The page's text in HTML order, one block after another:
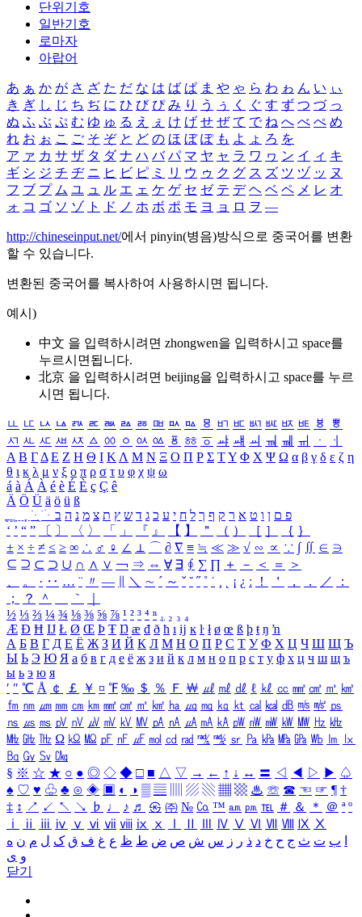
단위기호
일반기호
로마자
아랍어
あ ぁ か が さ ざ た だ な は ば ぱ ま や ゃ ら わ ゎ ん い ぃ
き ぎ し じ ち ぢ に ひ び ぴ み り う ぅ く ぐ す ず つ づ っ
ぬ ふ ぶ ぷ む ゆ ゅ る え ぇ け げ せ ぜ て で ね へ べ ぺ め
れ お ぉ こ ご そ ぞ と ど の ほ ぼ ぽ も よ ょ ろ を
ア ァ カ サ ザ タ ダ ナ ハ バ パ マ ヤ ャ ラ ワ ヮ ン イ ィ キ
ギ シ ジ チ ヂ ニ ヒ ビ ピ ミ リ ウ ゥ ク グ ス ズ ツ ヅ ッ ヌ
フ ブ プ ム ユ ュ ル エ ェ ケ ゲ セ ゼ テ デ ヘ ベ ペ メ レ オ
ォ コ ゴ ソ ゾ ト ド ノ ホ ボ ポ モ ヨ ョ ロ ヲ ―
http://chineseinput.net/에서 pinyin(병음)방식으로 중국어를 변환
할 수 있습니다.
변환된 중국어를 복사하여 사용하시면 됩니다.
예시)
中文 을 입력하시려면 zhongwen을 입력하시고 space를
누르시면됩니다.
北京 을 입력하시려면 beijing을 입력하시고 space를 누르
시면 됩니다.
ㅥ ㅦ ㅧ ㅨ ㅩ ㅪ ㅫ ㅬ ㅭ ㅮ ㅯ ㅰ ㅱ ㅲ ㅳ ㅴ ㅵ ㅶ ㅷ ㅸ
ㅹ
ㅺ ㅻ ㅼ ㅽ ㅾ ㅿ ㆀ ㆁ ㆂ ㆃ ㆄ ㆅ ㆆ ㆇ ㆈ ㆉ ㆊ ㆋ ㆌ ㆍ
ㆎ
Α Β ΓΔ Ε Ζ Η Θ Ι ΚΛ Μ Ν Ξ Ο Π Ρ Σ ΤΥ Φ Χ Ψ Ω α β γ δ ε ζ η
θ ι κ λ μ ν ξ ο π ρ σ τ υ φ χ ψ ω
á à Á À é è É È ç Ç ê
Ä Ö Ü ä ö ü ß
ִֶֹ ֻּ ׁׂ פ ם ן ו ט א ר ק ף ך ל ח י ע כ ג ד ש ץ ת צ מ נ ה ב
‘ ’ “ ” 〔 〕 〈 〉 「 」 『 』 【 】 ＂ （ ） ［ ］ ｛ ｝
± × ÷ ≠ ≤ ≥ ∞ ∴ ♂ ♀ ∠ ⊥ ⌒ ∂ ∇ ≡ ≒ ≪ ≫ √ ∽ ∝ ∵ ∫ ∬ ∈ ∋
⊆ ⊇ ⊂ ⊃ ∪ ∩ ∧ ∨ ￢ ⇒ ⇔ ∀ ∃ ∮ ∑ ∏ ＋ － ＜ ＝
＞
、
。 · ‥ … ¨ 〃 ― ＼ ∼ ´ ～ ˇ ˘ ˝ ˚ ˙ ¸ ¡ ¿ ː ！ ＇ ， ． ／
：
；
？ ＾ ｀
½ ⅓ ⅔ ¼ ¾ ⅛ ⅜ ⅝ ⅞ ¹ ² ³ ⁴ ⁿ ₁ ₂ ₃ ₄
Æ Ð Ħ Ĳ Ł Ø Œ Þ Ŧ Ŋ æ đ ð ħ ı ĳ ĸ ŀ ł ø œ ß þ ŧ ŋ ŉ
А Б В Г Д Е Ё Ж З И Й К Л М Н О П Р С Т У Ф Х Ц Ч Ш Щ Ъ
Ы Ь Э Ю Я а б в г д е ё ж з и й к л м н о п р с т у ф х ц ч ш щ ъ
ы ь э ю я
′ ″ ℃ Å ￠ ￡ ￥ ¤ ℉ ‰ ＄ ％ Ｆ ￦ ㎕ ㎖ ㎗ ℓ ㎘ ㏄ ㎣ ㎤ ㎥ ㎦
㎙ ㎚ ㎛ ㎜ ㎝ ㎞ ㎟ ㎠ ㎡ ㎢ ㏊ ㎍ ㎎ ㎏ ㏏ ㎈ ㎉ ㏈ ㎧ ㎨ ㎰
㎱ ㎲ ㎳ ㎴ ㎵ ㎶ ㎷ ㎸ ㎹ ㎀ ㎁ ㎂ ㎃ ㎄ ㎺ ㎻ ㎽ ㎾ ㎿ ㎐ ㎑
㎒ ㎓ ㎔ Ω ㏀ ㏁ ㎊ ㎋ ㎌ ㏖ ㏅ ㎭ ㎮ ㎯ ㏛ ㎩ ㎪ ㎫ ㎬ ㏝ ㏐
㏓
㏃ ㏉ ㏜ ㏆
§ ※ ☆ ★ ○ ● ◎ ◇ ◆ □ ■ △ ▽ → ← ↑ ↓ ↔ 〓 ◁ ◀ ▷ ▶ ♤
♠ ♡ ♥ ♧ ♣ ⊙ ◈ ▣ ◐ ◑ ▒ ▤ ▨ ▧ ▦ ▩ ♨ ☏ ☎ ☜ ☞ ¶ †
‡ ↕ ↗ ↙ ↖ ↘ ♭ ♩ ♪ ♬ ㉿ ㈜ № ㏇ ™ ㏂ ㏘ ℡ ＃ ＆ ＊ ＠ ª º
ⅰ
ⅱ ⅲ ⅳ ⅴ ⅵ ⅶ ⅷ ⅸ ⅹ Ⅳ Ⅴ Ⅵ Ⅶ Ⅷ Ⅸ Ⅹ
ب ت ث ج ح خ د ذ ر ز س ش ص ض ط ظ ع غ ف ق ک ل م ن ه
و ی
닫기